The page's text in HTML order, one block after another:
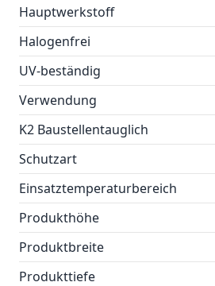
Hauptwerkstoff
Halogenfrei
UV-beständig
Verwendung
K2 Baustellentauglich
Schutzart
Einsatztemperaturbereich
Produkthöhe
Produktbreite
Produkttiefe